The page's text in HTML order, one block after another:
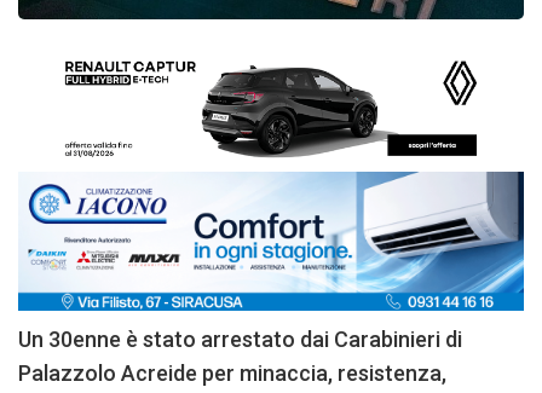
Un 30enne è stato arrestato dai Carabinieri di
Palazzolo Acreide per minaccia, resistenza,